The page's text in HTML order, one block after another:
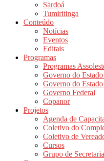
Sardoá
Tumiritinga
Conteúdo
Notícias
Eventos
Editais
Programas
Programas
Governo do
Governo do
Governo Federal
Copanor
Projetos
Agenda de
Coletivo do
Coletivo de
Cursos
Grupo de